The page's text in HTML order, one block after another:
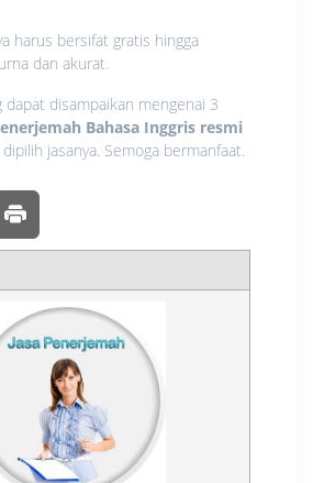
harus bersifat gratis hingga
dan akurat.
dapat disampaikan mengenai 3
Bahasa Inggris resmi
jasanya. Semoga bermanfaat.